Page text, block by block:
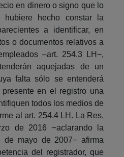
en dinero o signo que lo
hubiere hecho constar la
a identificar, en
o documentos relativos a
–art. 254.3 LH−,
aquejadas de un
falta sólo se entenderá
en el registro una
todos los medios de
al art. 254.4 LH. La Res.
de 2016 −aclarando la
de mayo de 2007− afirma
del registrador, que